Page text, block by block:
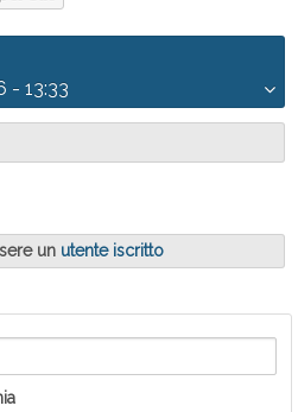
- 13:33
un utente iscritto